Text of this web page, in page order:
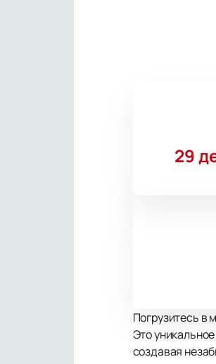
29
Погрузитесь в
Это
создавая